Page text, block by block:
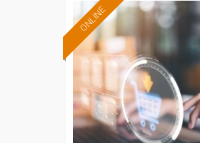
ONLINE
Formación 100%
subvencionada.
Para desempleados,
trabajadores y autónomos.
Sector
-Grandes Almacenes.